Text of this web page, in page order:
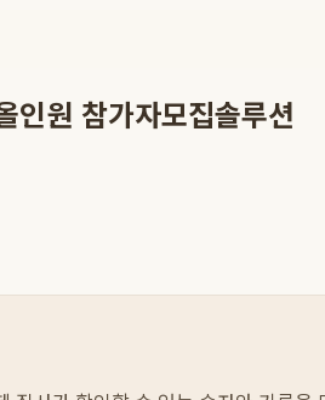
인원 참가자모집솔루션